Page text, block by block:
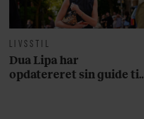
LIVSSTIL
Dua Lipa har
opdatereret sin guide til